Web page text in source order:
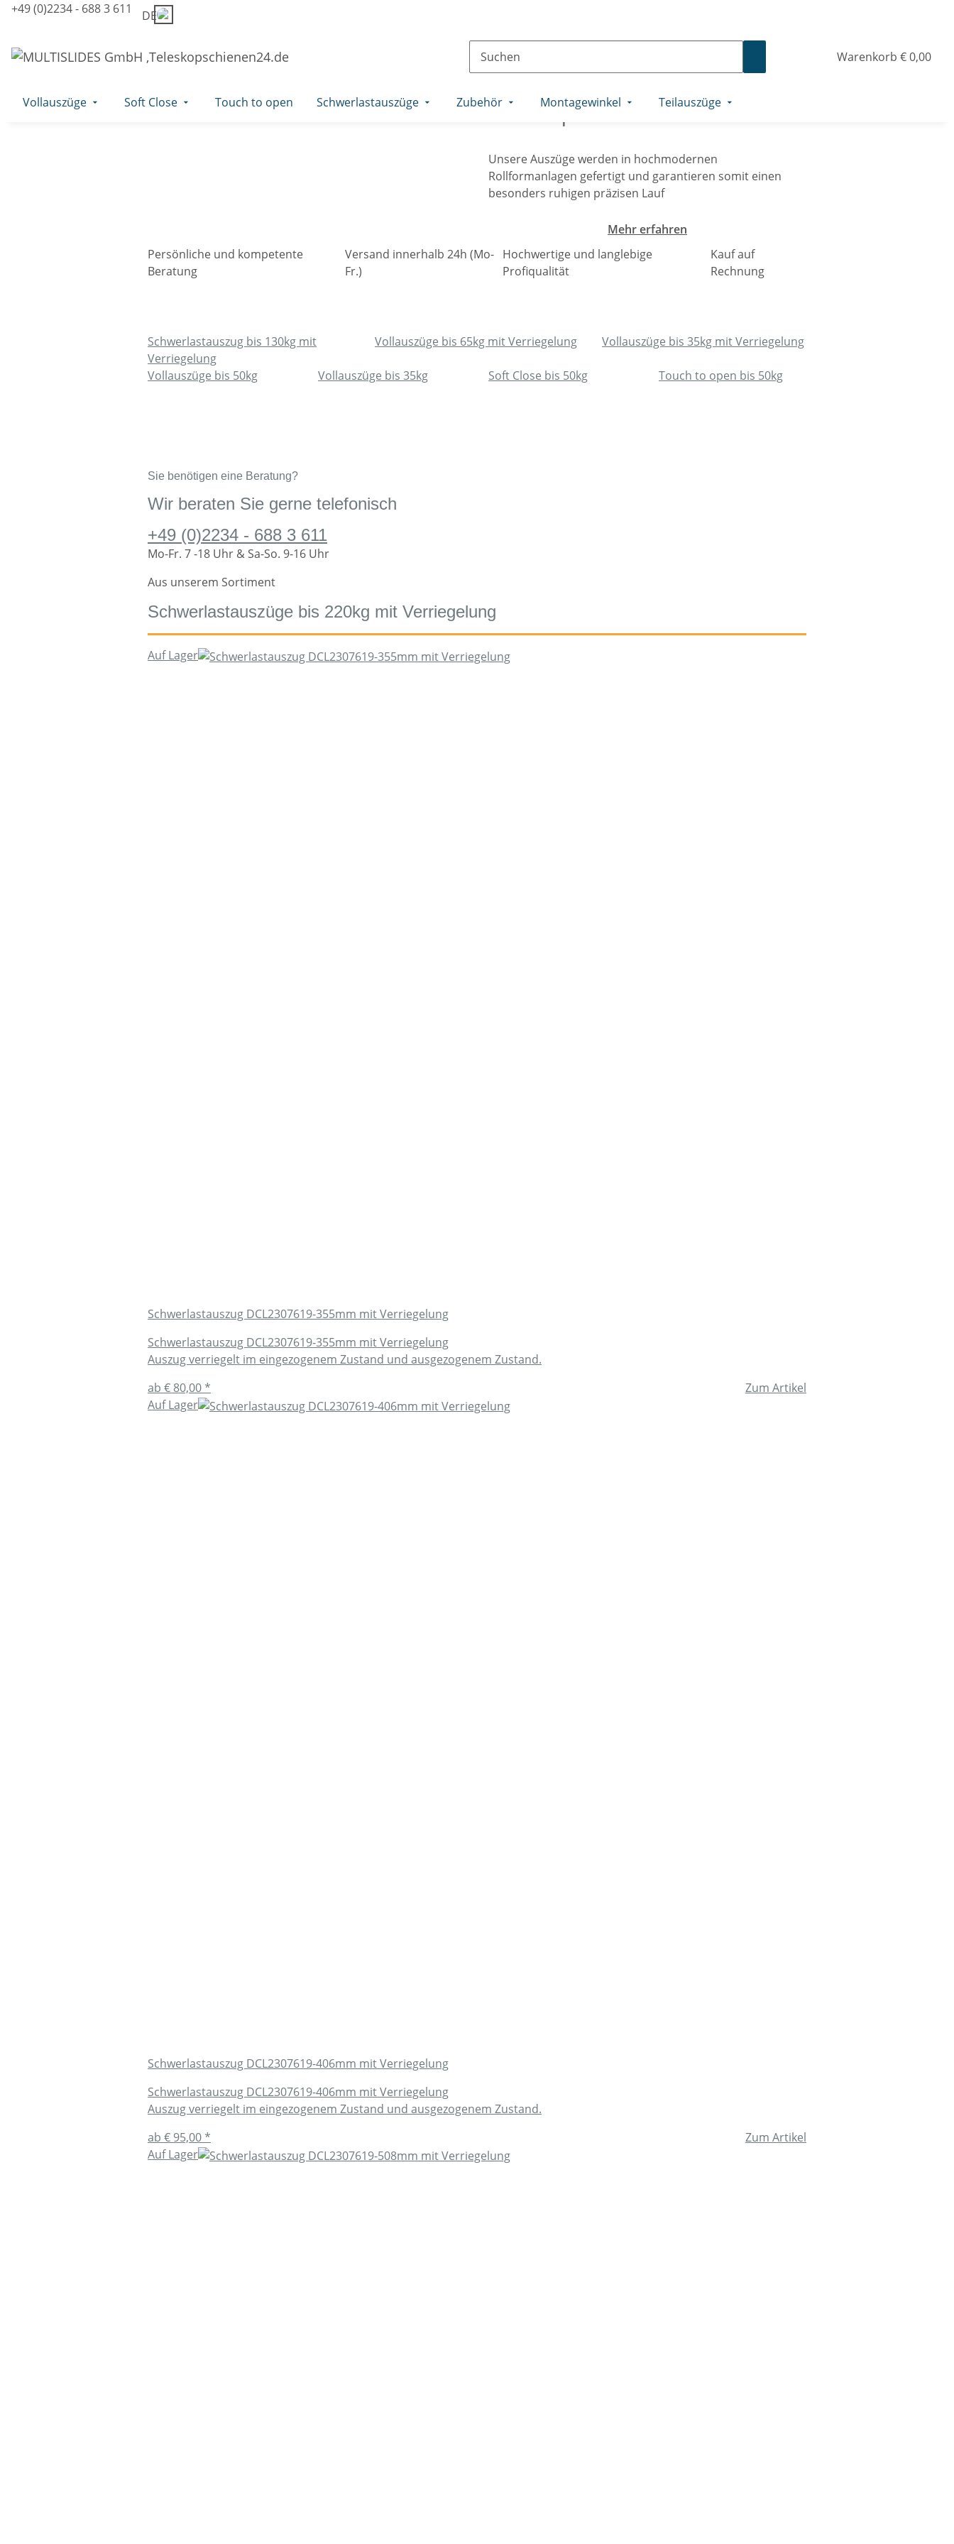
+49 (0)2234 - 688 3 611 DE
Warenkorb € 0,00
Vollauszüge Soft Close Touch to open Schwerlastauszüge Zubehör Montagewinkel Teilauszüge
Teleskopschienen & Zubehör
Unsere Auszüge werden in hochmodernen
Rollformanlagen gefertigt und garantieren somit einen
besonders ruhigen präzisen Lauf
Mehr erfahren
Persönliche und kompetente
Beratung
Versand innerhalb 24h (Mo-
Fr.)
Hochwertige und langlebige
Profiqualität
Kauf auf
Rechnung
Schwerlastauszug bis 130kg mit
Verriegelung
Vollauszüge bis 65kg mit Verriegelung Vollauszüge bis 35kg mit Verriegelung
Vollauszüge bis 50kg Vollauszüge bis 35kg Soft Close bis 50kg Touch to open bis 50kg
Sie benötigen eine Beratung?
Wir beraten Sie gerne telefonisch
+49 (0)2234 - 688 3 611
Mo-Fr. 7 -18 Uhr & Sa-So. 9-16 Uhr
Aus unserem Sortiment
Schwerlastauszüge bis 220kg mit Verriegelung
Auf Lager
Schwerlastauszug DCL2307619-355mm mit Verriegelung
Schwerlastauszug DCL2307619-355mm mit Verriegelung
Auszug verriegelt im eingezogenem Zustand und ausgezogenem Zustand.
ab € 80,00 *
Zum Artikel
Auf Lager
Schwerlastauszug DCL2307619-406mm mit Verriegelung
Schwerlastauszug DCL2307619-406mm mit Verriegelung
Auszug verriegelt im eingezogenem Zustand und ausgezogenem Zustand.
ab € 95,00 *
Zum Artikel
Auf Lager